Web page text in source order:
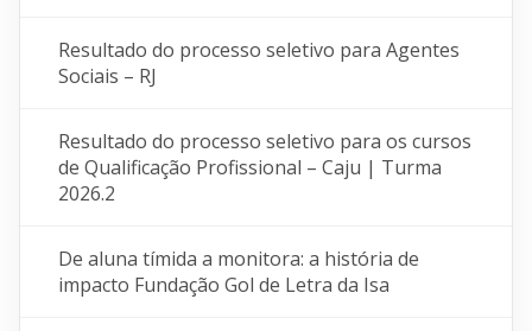
Resultado do processo seletivo para Agentes
Sociais – RJ
Resultado do processo seletivo para os cursos
de Qualificação Profissional – Caju | Turma
2026.2
De aluna tímida a monitora: a história de
impacto Fundação Gol de Letra da Isa